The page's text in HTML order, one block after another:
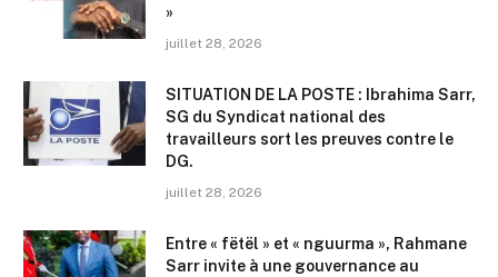
»
juillet 28, 2026
SITUATION DE LA POSTE : Ibrahima Sarr,
SG du Syndicat national des
travailleurs sort les preuves contre le
DG.
juillet 28, 2026
Entre « fëtël » et « nguurma », Rahmane
Sarr invite à une gouvernance au